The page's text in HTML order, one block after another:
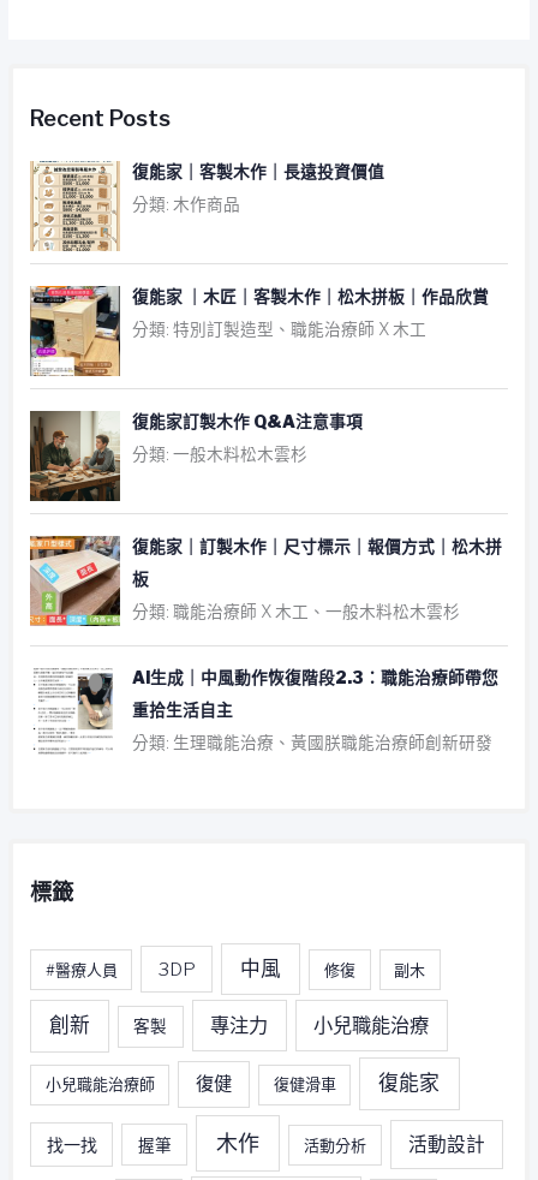
Recent Posts
復能家｜客製木作｜長遠投資價值
分類: 木作商品
復能家 ｜木匠｜客製木作｜松木拼板｜作品欣賞
分類: 特別訂製造型、職能治療師 X 木工
復能家訂製木作 Q&A注意事項
分類: 一般木料松木雲杉
復能家｜訂製木作｜尺寸標示｜報價方式｜松木拼
板
分類: 職能治療師 X 木工、一般木料松木雲杉
AI生成｜中風動作恢復階段2.3：職能治療師帶您
重拾生活自主
分類: 生理職能治療、黃國朕職能治療師創新研發
標籤
#醫療人員 3DP 中風 修復 副木
創新 客製 專注力 小兒職能治療
小兒職能治療師 復健 復健滑車 復能家
找一找 握筆 木作 活動分析 活動設計